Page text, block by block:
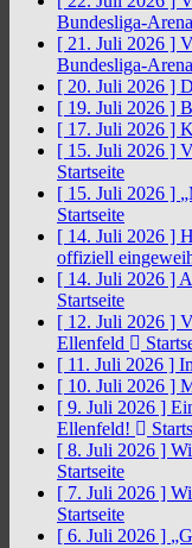
Bundesliga-
[ 21. Juli 2026 ]
Bundesliga-
[ 20. Juli 2026 ]
[ 19. Juli 2026 ]
[ 17. Juli 2026 ]
[ 15. Juli 2026 ]
Startseite
[ 15. Juli 2026 ]
Startseite
[ 14. Juli 2026 ]
offiziell
[ 14. Juli 2026 ]
Startseite
[ 12. Juli 2026 ]
Ellenfeld
[ 11. Juli 2026 ]
[ 10. Juli 2026 ]
[ 9. Juli 2026 ]
Ellenfeld!
[ 8. Juli 2026 ]
Startseite
[ 7. Juli 2026 ]
Startseite
[ 6. Juli 2026 ]